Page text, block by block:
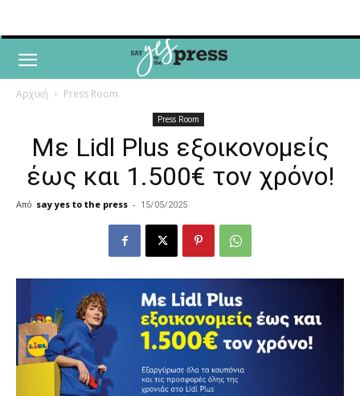
Αρχική Press Room
Press Room
Με Lidl Plus εξοικονομείς
έως και 1.500€ τον χρόνο!
Από say yes to the press - 15/05/2025